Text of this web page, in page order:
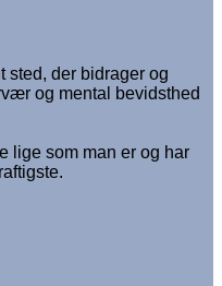
sted, der bidrager og
og mental bevidsthed
lige som man er og har